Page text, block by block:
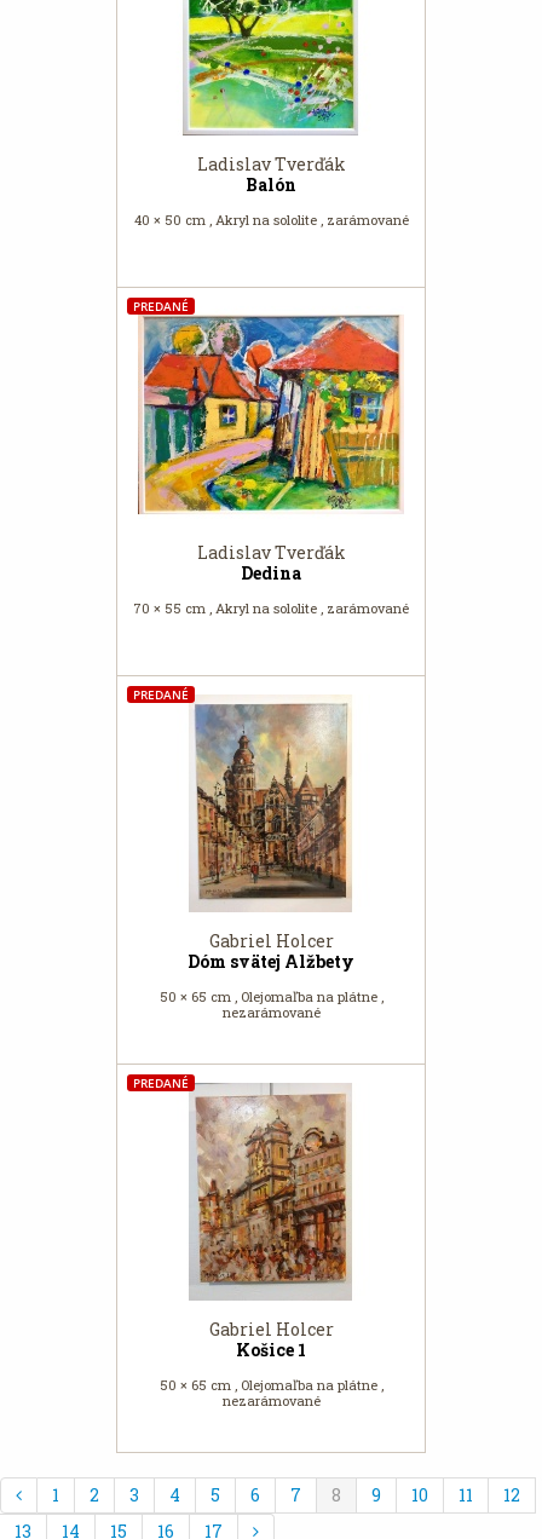
Ladislav Tverďák
Balón
40 × 50 cm , Akryl na sololite , zarámované
Ladislav Tverďák
Dedina
70 × 55 cm , Akryl na sololite , zarámované
PREDANÉ
Gabriel Holcer
Dóm svätej Alžbety
50 × 65 cm , Olejomaľba na plátne ,
nezarámované
PREDANÉ
Gabriel Holcer
Košice 1
50 × 65 cm , Olejomaľba na plátne ,
nezarámované
PREDANÉ
1 2 3 4 5 6 7 8 9 10 11
12
13
14 15 16 17